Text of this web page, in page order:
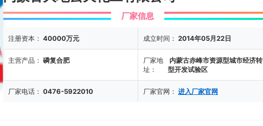
厂家信息
注册资本： 40000万元 成立时间： 2014年05月22日
主营产品： 磷复合肥
厂家地
址：
内蒙古赤峰市资源型城市经济转
型开发试验区
厂家电话： 0476-5922010 厂家官网： 进入厂家官网